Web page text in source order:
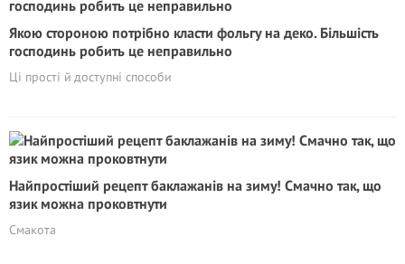
Якою стороною потрібно класти фольгу на деко. Більшість
господинь робить це неправильно
Ці прості й доступні способи
Найпростіший рецепт баклажанів на зиму! Смачно так, що
язик можна проковтнути
Смакота